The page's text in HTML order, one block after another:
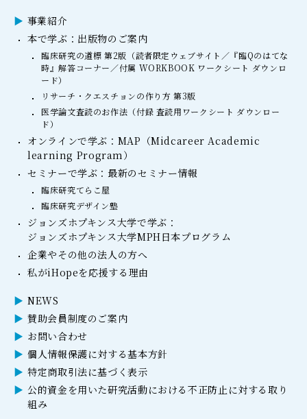
事業紹介
本で学ぶ：出版物のご案内
臨床研究の道標 第2版（読者限定ウェブサイト／『臨Qのはてな
時』解答コーナー／付属 WORKBOOK ワークシート ダウンロ
ード）
リサーチ・クエスチョンの作り方 第3版
医学論文査読のお作法（付録 査読用ワークシート ダウンロー
ド）
オンラインで学ぶ：MAP（Midcareer Academic
learning Program）
セミナーで学ぶ：最新のセミナー情報
臨床研究てらこ屋
臨床研究デザイン塾
ジョンズホプキンス大学で学ぶ：
ジョンズホプキンス大学MPH日本プログラム
企業やその他の法人の方へ
私がiHopeを応援する理由
NEWS
賛助会員制度のご案内
お問い合わせ
個人情報保護に対する基本方針
特定商取引法に基づく表示
公的資金を用いた研究活動における不正防止に対する取り
組み